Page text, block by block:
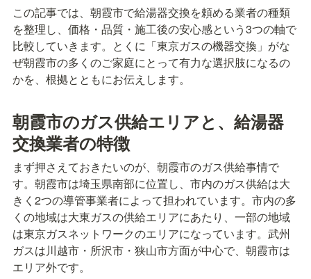
この記事では、朝霞市で給湯器交換を頼める業者の種類
を整理し、価格・品質・施工後の安心感という3つの軸で
比較していきます。とくに「東京ガスの機器交換」がな
ぜ朝霞市の多くのご家庭にとって有力な選択肢になるの
かを、根拠とともにお伝えします。
朝霞市のガス供給エリアと、給湯器
交換業者の特徴
まず押さえておきたいのが、朝霞市のガス供給事情で
す。朝霞市は埼玉県南部に位置し、市内のガス供給は大
きく2つの導管事業者によって担われています。市内の多
くの地域は大東ガスの供給エリアにあたり、一部の地域
は東京ガスネットワークのエリアになっています。武州
ガスは川越市・所沢市・狭山市方面が中心で、朝霞市は
エリア外です。